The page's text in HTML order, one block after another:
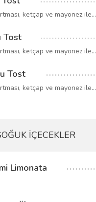
ketçap ve mayonez ile...
Tost
ketçap ve mayonez ile...
Tost
ketçap ve mayonez ile...
İÇECEKLER
Limonata